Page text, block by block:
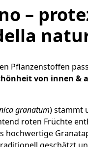
–
Pflanzenstoffen
von innen &
granatum) stammt
roten Früchte
hochwertige